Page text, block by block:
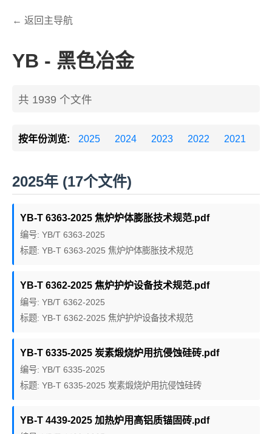
← 返回主导航
YB - 黑色冶金
共 1939 个文件
按年份浏览: 2025 2024 2023 2022 2021
2025年 (17个文件)
YB-T 6363-2025 焦炉炉体膨胀技术规范.pdf
编号: YB/T 6363-2025
标题: YB-T 6363-2025 焦炉炉体膨胀技术规范
YB-T 6362-2025 焦炉护炉设备技术规范.pdf
编号: YB/T 6362-2025
标题: YB-T 6362-2025 焦炉护炉设备技术规范
YB-T 6335-2025 炭素煅烧炉用抗侵蚀硅砖.pdf
编号: YB/T 6335-2025
标题: YB-T 6335-2025 炭素煅烧炉用抗侵蚀硅砖
YB-T 4439-2025 加热炉用高铝质锚固砖.pdf